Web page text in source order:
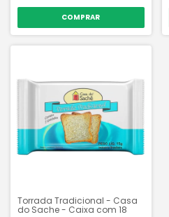
Torrada Tradicional - Casa
do Sache - Caixa com 18